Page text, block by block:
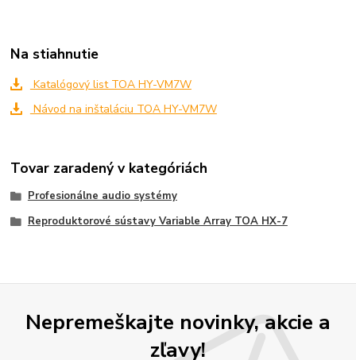
Na stiahnutie
Katalógový list TOA HY-VM7W
Návod na inštaláciu TOA HY-VM7W
Tovar zaradený v kategóriách
Profesionálne audio systémy
Reproduktorové sústavy Variable Array TOA HX-7
Nepremeškajte novinky, akcie a
zľavy!